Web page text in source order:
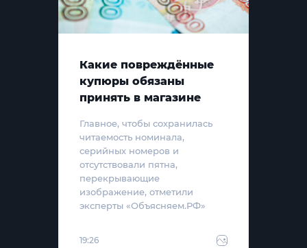
Какие повреждённые
купюры обязаны
принять в магазине
Главное, чтобы сохранилась
читаемость номинала,
серийных номеров и
отсутствовали пятна,
перекрывающие
изображение, отметили
эксперты «Объясняем.РФ»
19:26